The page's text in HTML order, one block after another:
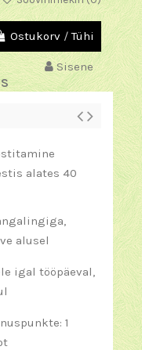
Ostukorv /Tühi
Sisene
alates 40
alusel
igal tööpäeval,
1